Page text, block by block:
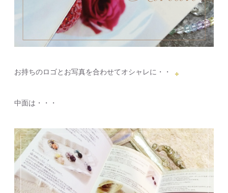
お持ちのロゴとお写真を合わせてオシャレに・・
中面は・・・